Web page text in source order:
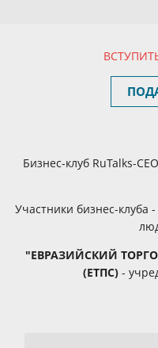
Бизнес-клуб RuTalks-
Участники бизнес-
"ЕВРАЗИЙСКИЙ
(ЕТПС) -